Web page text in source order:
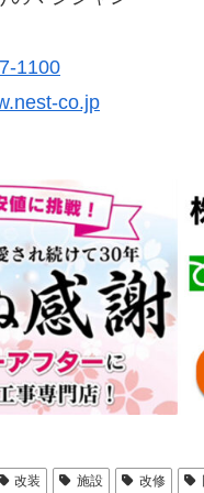
1100
co.jp
改装 施設 改修